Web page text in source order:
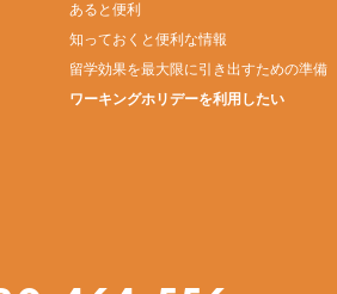
あると便利
知っておくと便利な情報
留学効果を最大限に引き出すための準備
ワーキングホリデーを利用したい